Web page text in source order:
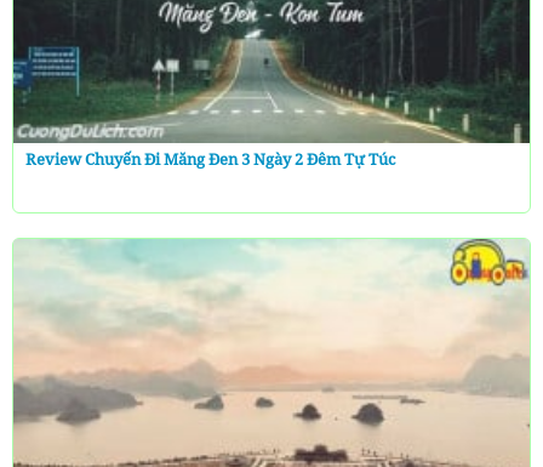
Review Chuyến Đi Măng Đen 3 Ngày 2 Đêm Tự Túc